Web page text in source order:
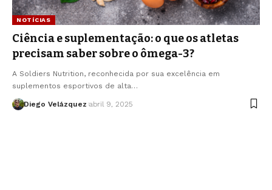
NOTÍCIAS
Ciência e suplementação: o que os atletas
precisam saber sobre o ômega-3?
A Soldiers Nutrition, reconhecida por sua excelência em
suplementos esportivos de alta…
Diego Velázquez abril 9, 2025